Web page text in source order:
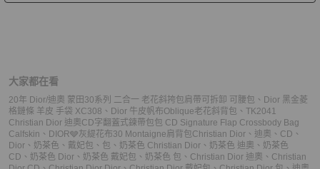
大家都在看
20年 Dior/迪奧 蒙田30系列 二合一 老花斜挎包肩帶可拆卸 可腰包 、 Dior 黑金菱
格鏈條 羊皮 手袋 XC308 、 Dior 牛皮帆布Oblique老花斜背包 、 TK2041
Christian Dior 迪奧CD字翻蓋式鍊帶包包 CD Signature Flap Crossbody Bag
Calfskin 、 DIOR🩶灰緹花布30 Montaigne肩背包 Christian Dior 、 迪奧 、 CD 、
Dior 、 奶茶色 、 戴妃包 、 包 、 奶茶色 Christian Dior 、 奶茶色 迪奧 、 奶茶色
CD 、 奶茶色 Dior 、 奶茶色 戴妃包 、 奶茶色 包 、 Christian Dior 迪奧 、 Christian